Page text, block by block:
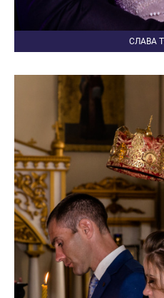
СЛАВА